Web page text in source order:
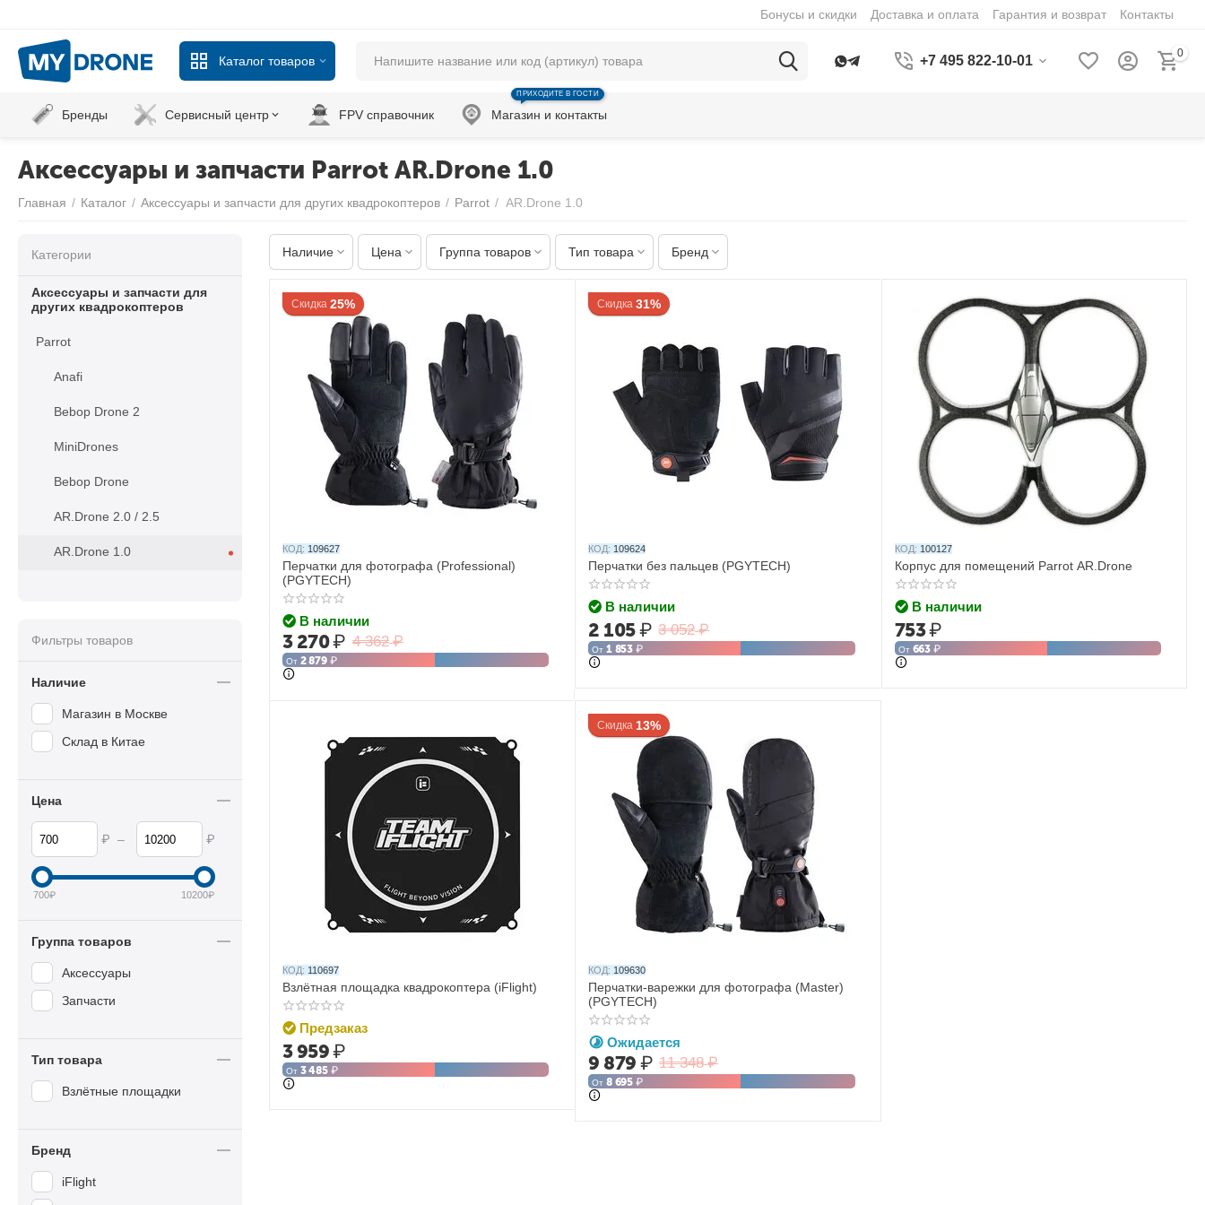
Бонусы и скидки Доставка и оплата Гарантия и возврат Контакты
Каталог товаров +7 495 822-10-01 0
Бренды Сервисный центр FPV справочник Магазин и контакты
ПРИХОДИТЕ В ГОСТИ
Аксессуары и запчасти Parrot AR.Drone 1.0
Главная / Каталог / Аксессуары и запчасти для других квадрокоптеров / Parrot / AR.Drone 1.0
Наличие Цена Группа товаров Тип товара Бренд
Скидка 25%
КОД: 109627
Перчатки для фотографа (Professional)
(PGYTECH)
В наличии
4 362 ₽
3 270₽
От 2 879 ₽
Скидка 31%
КОД: 109624
Перчатки без пальцев (PGYTECH)
В наличии
3 052 ₽
2 105₽
От1 853 ₽
КОД: 100127
Корпус для помещений Parrot AR.Drone
В наличии
753₽
От 663 ₽
КОД: 110697
Взлётная площадка квадрокоптера (iFlight)
Предзаказ
3 959₽
От 3 485 ₽
Скидка 13%
КОД: 109630
Перчатки-варежки для фотографа (Master)
(PGYTECH)
Ожидается
11 348 ₽
9 879 ₽
От8 695 ₽
Категории
Аксессуары и запчасти для
других квадрокоптеров
Parrot
Anafi
Bebop Drone 2
MiniDrones
Bebop Drone
AR.Drone 2.0 / 2.5
AR.Drone 1.0
Фильтры товаров
Наличие
Магазин в Москве
Склад в Китае
Цена
₽ – ₽
700₽ 10200₽
Группа товаров
Аксессуары
Запчасти
Тип товара
Взлётные площадки
Бренд
iFlight